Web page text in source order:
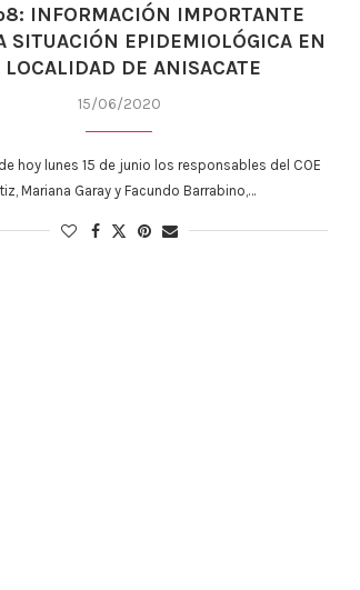
INFORMACIÓN IMPORTANTE
SITUACIÓN EPIDEMIOLÓGICA EN
LOCALIDAD DE ANISACATE
15/06/2020
hoy lunes 15 de junio los responsables del COE
Mariana Garay y Facundo Barrabino,…